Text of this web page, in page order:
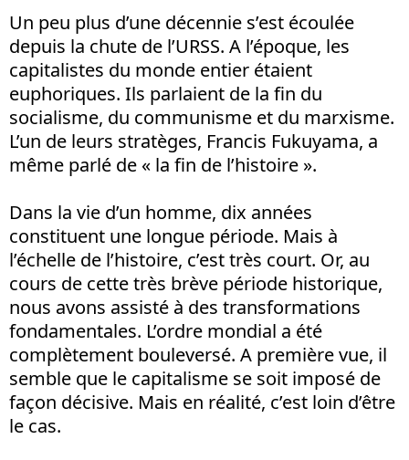
Un peu plus d’une décennie s’est écoulée
depuis la chute de l’URSS. A l’époque, les
capitalistes du monde entier étaient
euphoriques. Ils parlaient de la fin du
socialisme, du communisme et du marxisme.
L’un de leurs stratèges, Francis Fukuyama, a
même parlé de « la fin de l’histoire ».
Dans la vie d’un homme, dix années
constituent une longue période. Mais à
l’échelle de l’histoire, c’est très court. Or, au
cours de cette très brève période historique,
nous avons assisté à des transformations
fondamentales. L’ordre mondial a été
complètement bouleversé. A première vue, il
semble que le capitalisme se soit imposé de
façon décisive. Mais en réalité, c’est loin d’être
le cas.